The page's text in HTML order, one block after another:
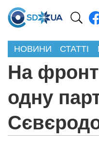
НОВИНИ СТАТТІ
На
одну